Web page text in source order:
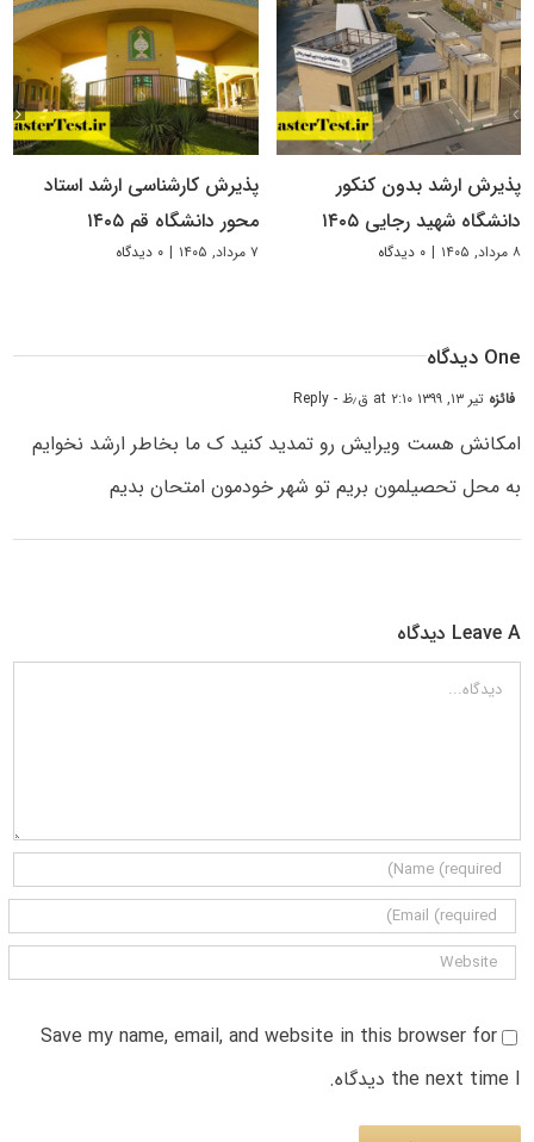
پذیرش ارشد بدون کنکور
دانشگاه شهید رجایی ۱۴۰۵
۸ مرداد, ۱۴۰۵ | ۰ دیدگاه
پذیرش کارشناسی ارشد استاد
محور دانشگاه قم ۱۴۰۵
۷ مرداد, ۱۴۰۵ | ۰ دیدگاه
One دیدگاه
فائزه تیر ۱۳, ۱۳۹۹ at ۲:۱۰ ق٫ظ - Reply
امکانش هست ویرایش رو تمدید کنید ک ما بخاطر ارشد نخوایم
به محل تحصیلمون بریم تو شهر خودمون امتحان بدیم
Leave A دیدگاه
دیدگاه
Save my name, email, and website in this browser for
the next time I دیدگاه.